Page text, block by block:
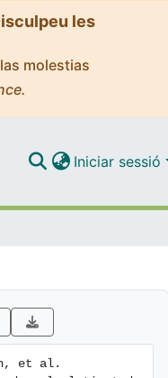
les
molestias
Iniciar sessió
et al.